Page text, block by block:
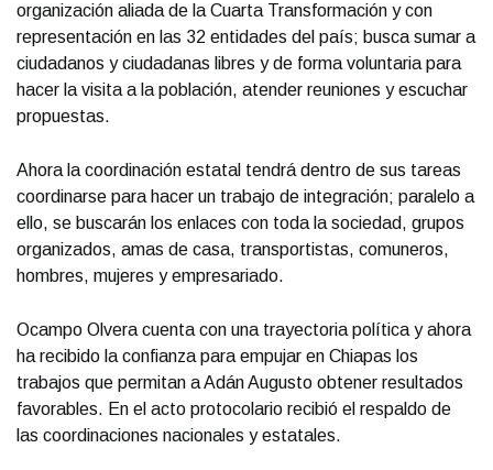
organización aliada de la Cuarta Transformación y con
representación en las 32 entidades del país; busca sumar a
ciudadanos y ciudadanas libres y de forma voluntaria para
hacer la visita a la población, atender reuniones y escuchar
propuestas.
Ahora la coordinación estatal tendrá dentro de sus tareas
coordinarse para hacer un trabajo de integración; paralelo a
ello, se buscarán los enlaces con toda la sociedad, grupos
organizados, amas de casa, transportistas, comuneros,
hombres, mujeres y empresariado.
Ocampo Olvera cuenta con una trayectoria política y ahora
ha recibido la confianza para empujar en Chiapas los
trabajos que permitan a Adán Augusto obtener resultados
favorables. En el acto protocolario recibió el respaldo de
las coordinaciones nacionales y estatales.